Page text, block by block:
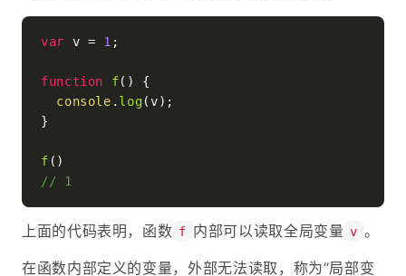
var v = 1 ;
function f( ) {
console . log(v);
}
f
// 1
上面的代码表明，函数 f 内部可以读取全局变量 v 。
在函数内部定义的变量，外部无法读取，称为“局部变